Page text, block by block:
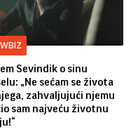
Sevindik o sinu
„Ne sećam se života
zahvaljujući njemu
sam najveću životnu